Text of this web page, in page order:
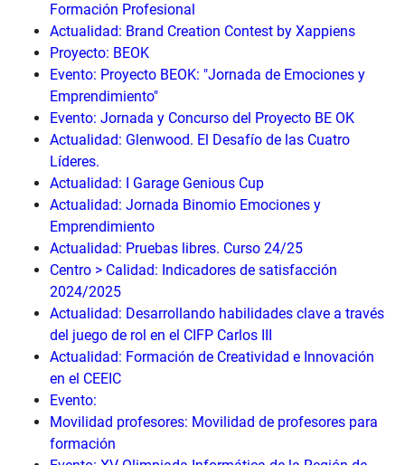
Formación Profesional
Actualidad: Brand Creation Contest by Xappiens
Proyecto: BEOK
Evento: Proyecto BEOK: "Jornada de Emociones y
Emprendimiento"
Evento: Jornada y Concurso del Proyecto BE OK
Actualidad: Glenwood. El Desafío de las Cuatro
Líderes.
Actualidad: I Garage Genious Cup
Actualidad: Jornada Binomio Emociones y
Emprendimiento
Actualidad: Pruebas libres. Curso 24/25
Centro > Calidad: Indicadores de satisfacción
2024/2025
Actualidad: Desarrollando habilidades clave a través
del juego de rol en el CIFP Carlos III
Actualidad: Formación de Creatividad e Innovación
en el CEEIC
Evento:
Movilidad profesores: Movilidad de profesores para
formación